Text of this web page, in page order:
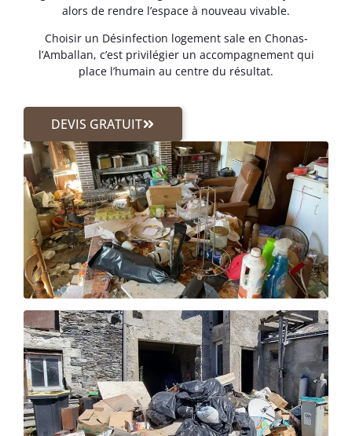
alors de rendre l’espace à nouveau vivable.
Choisir un Désinfection logement sale en Chonas-
l’Amballan, c’est privilégier un accompagnement qui
place l’humain au centre du résultat.
DEVIS GRATUIT